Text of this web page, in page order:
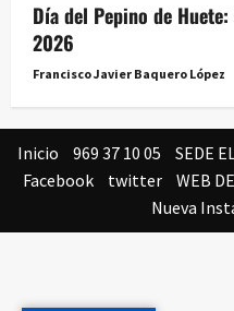
Día del Pepino de
2026
Francisco Javier Baquero López
Inicio 969 37 10 05 SEDE
Facebook
twitter WEB
Nueva